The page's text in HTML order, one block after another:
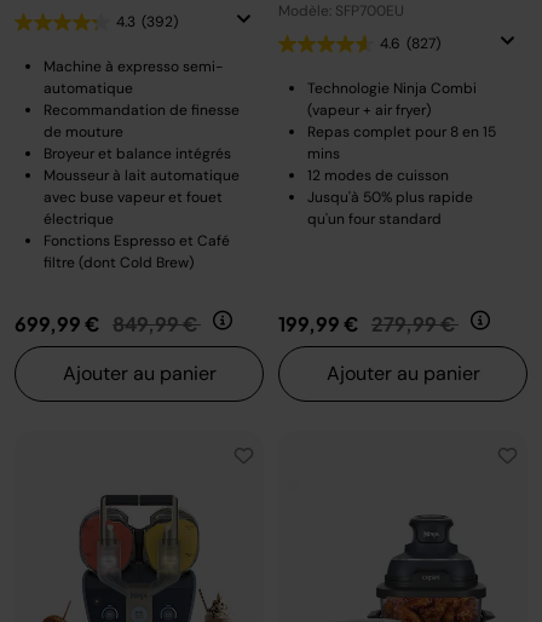
4.3 (392)
Machine à expresso semi-
automatique
Recommandation de finesse
de mouture
Broyeur et balance intégrés
Mousseur à lait automatique
avec buse vapeur et fouet
électrique
Fonctions Espresso et Café
filtre (dont Cold Brew)
699,99 € Prix réduit de
849,99 € au
Ajouter au panier
Modèle: SFP700EU
4.6 (827)
Technologie Ninja Combi
(vapeur + air fryer)
Repas complet pour 8 en 15
mins
12 modes de cuisson
Jusqu'à 50% plus rapide
qu'un four standard
199,99 € Prix réduit de
279,99 € au
Ajouter au panier